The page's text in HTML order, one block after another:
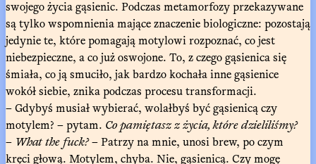
swojego życia gąsienic. Podczas metamorfozy przekazywane
są tylko wspomnienia mające znaczenie biologiczne: pozostają
jedynie te, które pomagają motylowi rozpoznać, co jest
niebezpieczne, a co już oswojone. To, z czego gąsienica się
śmiała, co ją smuciło, jak bardzo kochała inne gąsienice
wokół siebie, znika podczas procesu transformacji.
– Gdybyś musiał wybierać, wolałbyś być gąsienicą czy
motylem? – pytam. Co pamiętasz z życia, które dzieliliśmy?
– What the fuck?– Patrzy na mnie, unosi brew, po czym
kręci głową. Motylem, chyba. Nie, gąsienicą. Czy mogę